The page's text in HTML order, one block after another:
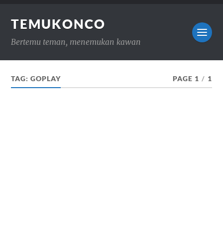
TEMUKONCO
Bertemu teman, menemukan kawan
TAG:GOPLAY PAGE 1 / 1